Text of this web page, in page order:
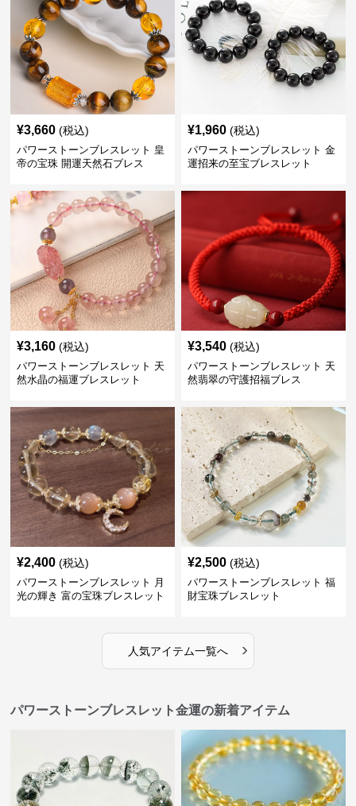
¥3,660 (税込)
パワーストーンブレスレット 皇
帝の宝珠 開運天然石ブレス
¥1,960 (税込)
パワーストーンブレスレット 金
運招来の至宝ブレスレット
¥3,160 (税込)
パワーストーンブレスレット 天
然水晶の福運ブレスレット
¥3,540 (税込)
パワーストーンブレスレット 天
然翡翠の守護招福ブレス
¥2,400 (税込)
パワーストーンブレスレット 月
光の輝き 富の宝珠ブレスレット
¥2,500 (税込)
パワーストーンブレスレット 福
財宝珠ブレスレット
人気アイテム一覧へ ›
パワーストーンブレスレット金運の新着アイテム